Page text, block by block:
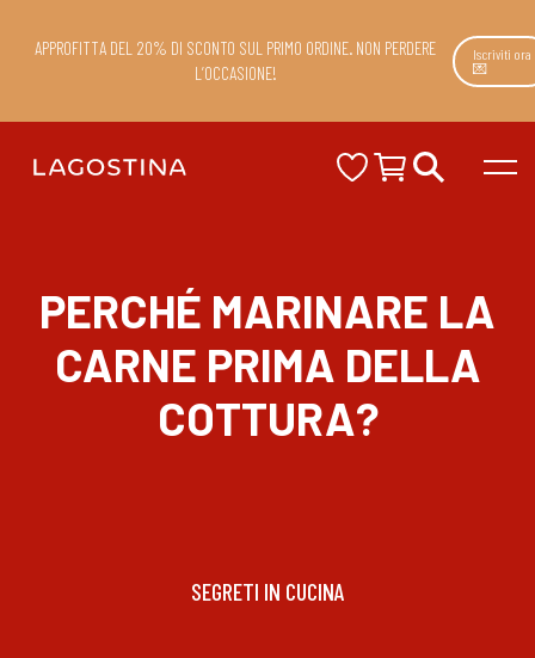
APPROFITTA DEL 20% DI SCONTO SUL PRIMO ORDINE. NON PERDERE
L’OCCASIONE!
Iscriviti ora
💌
PERCHÉ MARINARE LA
CARNE PRIMA DELLA
COTTURA?
SEGRETI IN CUCINA